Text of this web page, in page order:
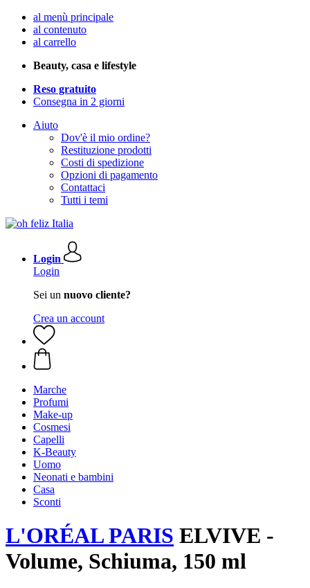
al menù principale
al contenuto
al carrello
Beauty, casa e lifestyle
Reso gratuito
Consegna in 2 giorni
Aiuto
Dov'è il mio ordine?
Restituzione prodotti
Costi di spedizione
Opzioni di pagamento
Contattaci
Tutti i temi
Login
Login
Sei un nuovo cliente?
Crea un account
Marche
Profumi
Make-up
Cosmesi
Capelli
K-Beauty
Uomo
Neonati e bambini
Casa
Sconti
L'ORÉAL PARIS ELVIVE -
Volume, Schiuma, 150 ml